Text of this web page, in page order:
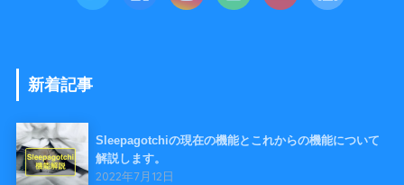
新着記事
Sleepagotchiの現在の機能とこれからの機能について
解説します。
2022年7月12日